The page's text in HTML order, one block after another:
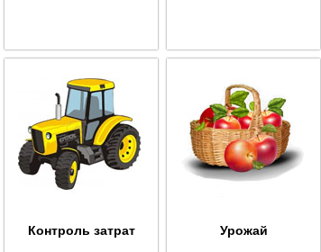
Контроль затрат Урожай